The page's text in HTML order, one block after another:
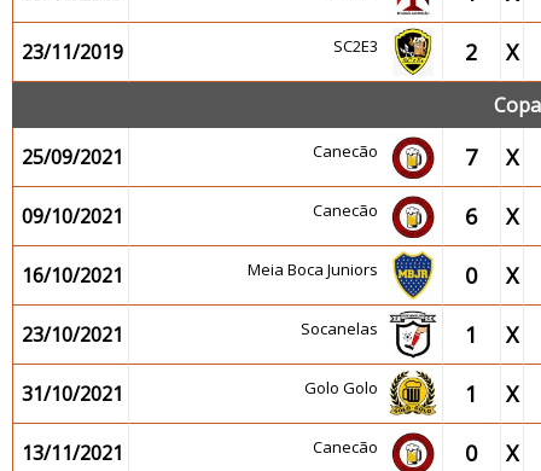
23/11/2019 SC2E3 2 X
25/09/2021
Canecão 7 X
09/10/2021 Canecão 6 X
16/10/2021 Meia Boca Juniors 0 X
23/10/2021 Socanelas 1 X
31/10/2021 Golo Golo 1 X
13/11/2021 Canecão 0 X